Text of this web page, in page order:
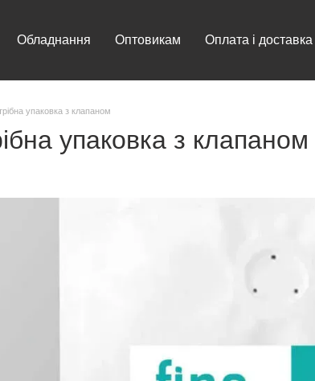
Обладнання Оптовикам Оплата і доставка
упаковка з клапаном
упаковка з клапаном